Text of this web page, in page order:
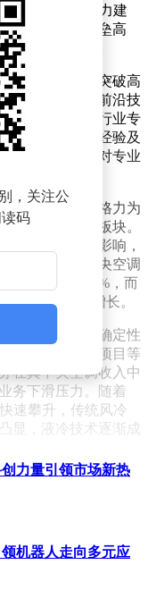
域，试图在算力建
场不仅技术壁垒高
面临多重挑战。
冷业务，重点突破高
冷、磁悬浮等前沿技
市场缺口。但行业专
力、项目落地经验及
厂商不仅要面对专业
势挤压。
找突破口。以格力为
央空调是核心板块。
战加剧等因素影响，
2025年中国中央空调
场同比下滑7.4%，而
的同比增长。
业为数不多的确定性
采、智算中心项目等
在其中央空调收入中
务下滑压力。随着
速攀升，传统风冷
显，液冷技术逐渐成
术并非简单的设备升
模式的全面革新。该
力与项目经验要求极
优势。尤其在液冷
性等方面，企业仍
，关注公
码
力量引领市场新热
机器人走向多元应